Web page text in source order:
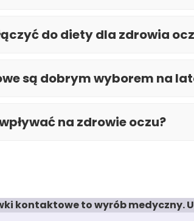
do diety dla zdrowia
są dobrym wyborem na
na zdrowie oczu?
kontaktowe to wyrób medyczny.